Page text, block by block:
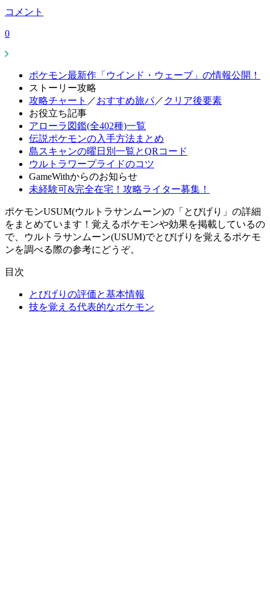
コメント
0
ポケモン最新作「ウインド・ウェーブ」の情報公開！
ストーリー攻略
攻略チャート ／おすすめ旅パ／ クリア後要素
お役立ち記事
アローラ図鑑(全402種)一覧
伝説ポケモンの入手方法まとめ
島スキャンの曜日別一覧とQRコード
ウルトラワープライドのコツ
GameWithからのお知らせ
未経験可&完全在宅！攻略ライター募集！
ポケモンUSUM(ウルトラサンムーン)の「とびげり」の詳細
をまとめています！覚えるポケモンや効果を掲載しているの
で、ウルトラサンムーン(USUM)でとびげりを覚えるポケモ
ンを調べる際の参考にどうぞ。
目次
とびげりの評価と基本情報
技を覚える代表的なポケモン